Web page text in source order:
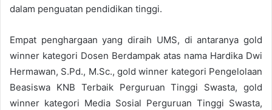
dalam penguatan pendidikan tinggi.
Empat penghargaan yang diraih UMS, di antaranya gold
winner kategori Dosen Berdampak atas nama Hardika Dwi
Hermawan, S.Pd., M.Sc., gold winner kategori Pengelolaan
Beasiswa KNB Terbaik Perguruan Tinggi Swasta, gold
winner kategori Media Sosial Perguruan Tinggi Swasta,